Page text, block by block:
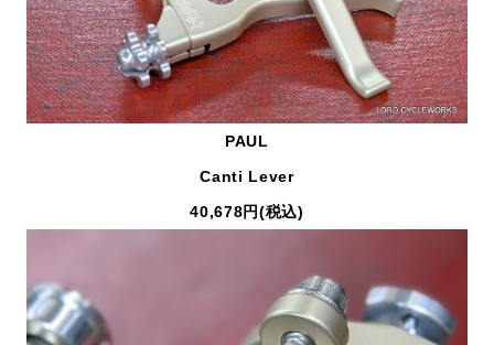
PAUL
Canti Lever
40,678円(税込)